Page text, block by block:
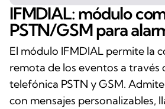
IFMDIAL: módulo
PSTN/GSM para
El módulo IFMDIAL permite la
remota de los eventos a través
telefónica PSTN y GSM.
con mensajes personalizables,